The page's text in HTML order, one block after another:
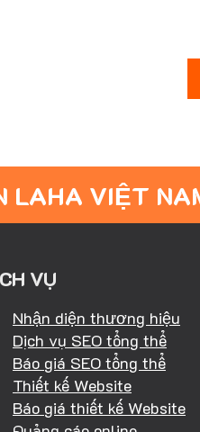
LAHA VIỆT
VỤ
Nhận diện thương hiệu
Dịch vụ SEO tổng thể
Báo giá SEO tổng thể
Thiết kế Website
Báo giá thiết kế Website